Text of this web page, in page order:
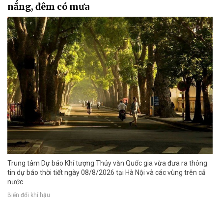
nắng, đêm có mưa
Trung tâm Dự báo Khí tượng Thủy văn Quốc gia vừa đưa ra thông
tin dự báo thời tiết ngày 08/8/2026 tại Hà Nội và các vùng trên cả
nước.
Biến đổi khí hậu